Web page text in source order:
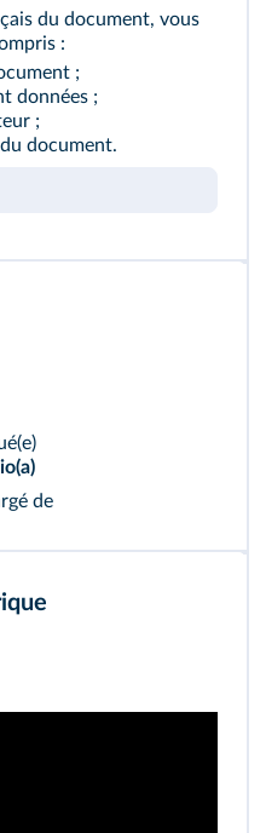
du document, vous
:
;
données ;
;
document.
de